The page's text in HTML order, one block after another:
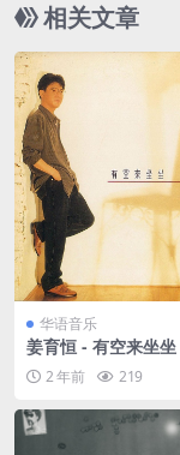
相关文章
华语音乐
姜育恒 - 有空来坐
LAC/分轨/249M）
2 年前 219